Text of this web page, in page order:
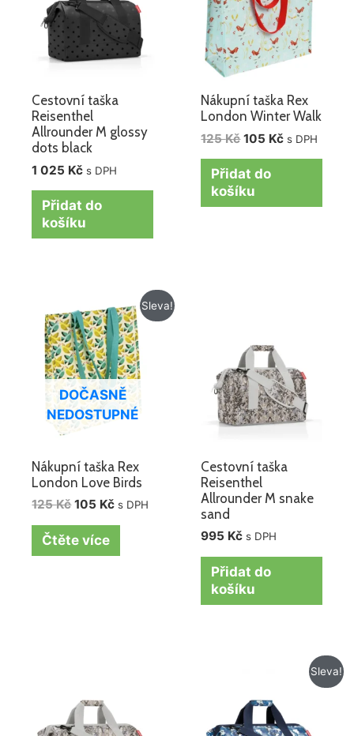
Cestovní taška
Reisenthel
Allrounder M glossy
dots black
1 025 Kč s DPH
Přidat do
košíku
Nákupní taška Rex
London Winter Walk
125Kč 105 Kč s DPH
Přidat do
košíku
Sleva!
DOČASNĚ
NEDOSTUPNÉ
Nákupní taška Rex
London Love Birds
125Kč
cena
byla:
125 Kč.
105 Kč
Aktuální
cena
je:
105 Kč.
s DPH
Čtěte více
Cestovní taška
Reisenthel
Allrounder M snake
sand
995 Kč s DPH
Přidat do
košíku
Sleva!
byla:
1
275 Kč.
cena
020 Kč.